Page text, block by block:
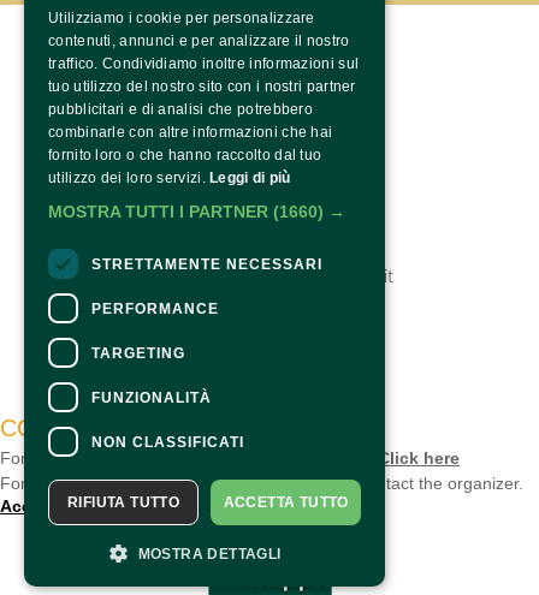
BI&BI Eventi
tel. 0521 313300
https://www.nelsegnodelgiglio.it
CONTACTS
For information and support in purchasing tickets
Click here
For information on the program and the event, contact the organizer.
Accessibility statement
Utilizziamo i cookie per personalizzare
contenuti, annunci e per analizzare il nostro
traffico. Condividiamo inoltre informazioni sul
tuo utilizzo del nostro sito con i nostri partner
pubblicitari e di analisi che potrebbero
combinarle con altre informazioni che hai
fornito loro o che hanno raccolto dal tuo
utilizzo dei loro servizi. Leggi di più
MOSTRA TUTTI I PARTNER (1660) →
STRETTAMENTE NECESSARI
PERFORMANCE
TARGETING
FUNZIONALITÀ
NON CLASSIFICATI
ACCETTA TUTTO
RIFIUTA TUTTO
MOSTRA DETTAGLI